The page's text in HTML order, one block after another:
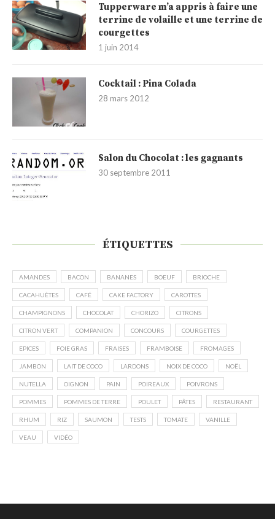
Tupperware m’a appris à faire une
terrine de volaille et une terrine de
courgettes
1 juin 2014
Cocktail : Pina Colada
28 mars 2012
Salon du Chocolat : les gagnants
30 septembre 2011
ÉTIQUETTES
AMANDES BACON BANANES BOEUF BRIOCHE
CACAHUÈTES CAFÉ CAKE FACTORY CAROTTES
CHAMPIGNONS CHOCOLAT CHORIZO CITRONS
CITRON VERT COMPANION CONCOURS COURGETTES
EPICES FOIE GRAS FRAISES FRAMBOISE FROMAGES
JAMBON LAIT DE COCO LARDONS NOIX DE COCO NOËL
NUTELLA OIGNON PAIN POIREAUX POIVRONS
POMMES POMMES DE TERRE POULET PÂTES RESTAURANT
RHUM RIZ SAUMON TESTS TOMATE VANILLE
VEAU VIDÉO